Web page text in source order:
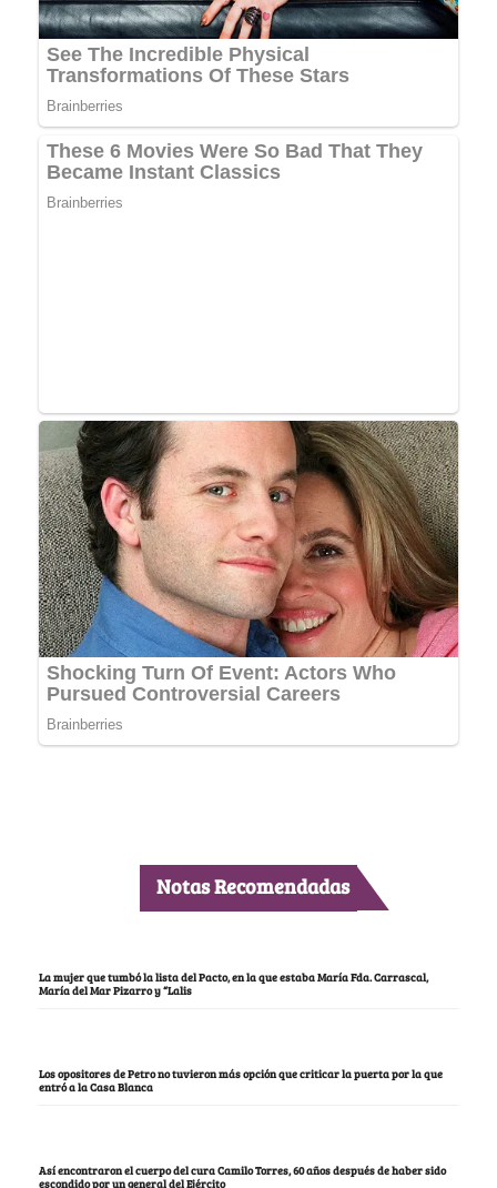
Notas Recomendadas
La mujer que tumbó la lista del Pacto, en la que estaba María Fda. Carrascal,
María del Mar Pizarro y “Lalis
Los opositores de Petro no tuvieron más opción que criticar la puerta por la que
entró a la Casa Blanca
Así encontraron el cuerpo del cura Camilo Torres, 60 años después de haber sido
escondido por un general del Ejército